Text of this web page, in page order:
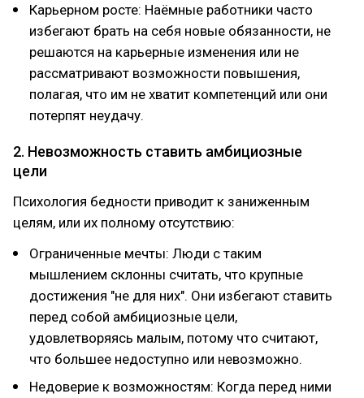
Карьерном росте: Наёмные работники часто
избегают брать на себя новые обязанности, не
решаются на карьерные изменения или не
рассматривают возможности повышения,
полагая, что им не хватит компетенций или они
потерпят неудачу.
2. Невозможность ставить амбициозные
цели
Психология бедности приводит к заниженным
целям, или их полному отсутствию:
Ограниченные мечты: Люди с таким
мышлением склонны считать, что крупные
достижения "не для них". Они избегают ставить
перед собой амбициозные цели,
удовлетворяясь малым, потому что считают,
что большее недоступно или невозможно.
Недоверие к возможностям: Когда перед ними